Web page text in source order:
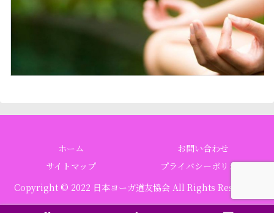
ホーム
お問い合わせ
サイトマップ
プライバシーポリシー
Copyright © 2022 日本ヨーガ道友協会 All Rights Reserved.